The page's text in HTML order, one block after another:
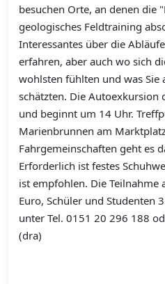
besuchen Orte, an denen die
geologisches Feldtraining
Interessantes über die
erfahren, aber auch wo sich
wohlsten fühlten und was Sie
schätzten. Die Autoexkursion
und beginnt um 14 Uhr.
Marienbrunnen am
Fahrgemeinschaften geht es
Erforderlich ist festes
ist empfohlen. Die Teilnahme
Euro, Schüler und Studenten
unter Tel. 0151 20 296 188
(dra)